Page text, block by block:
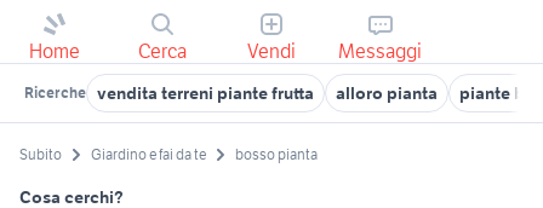
Home Cerca Vendi Messaggi
Ricerche vendita terreni piante frutta alloro pianta piante
Subito Giardino e fai da te bosso pianta
Cosa cerchi?